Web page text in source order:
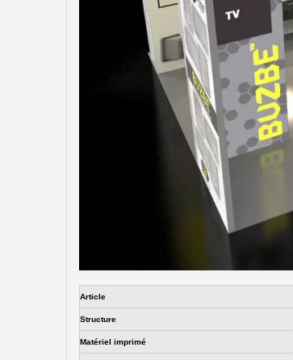
Article
Structure
Matériel imprimé